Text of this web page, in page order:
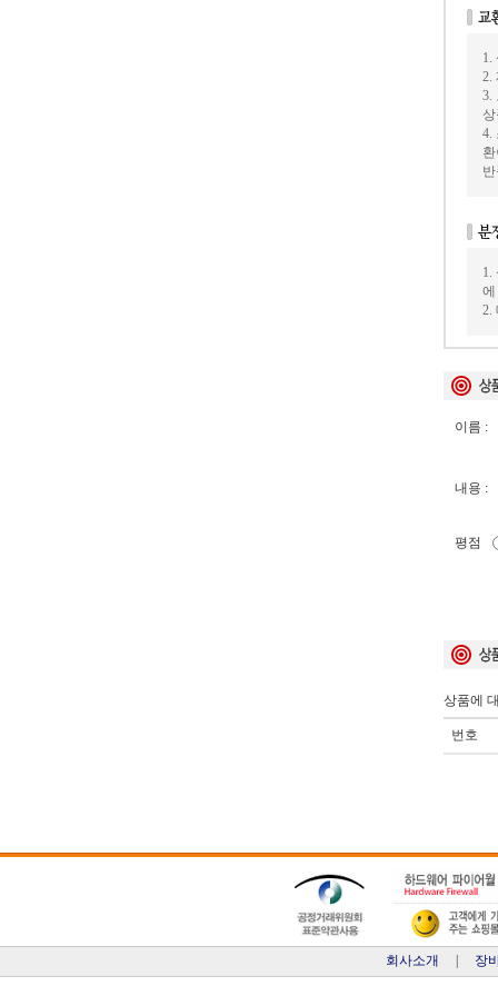
1.
2.
3.
상
4.
1.
에
2.
이름 :
내용 :
평점
상품에
번호
회사소개 장